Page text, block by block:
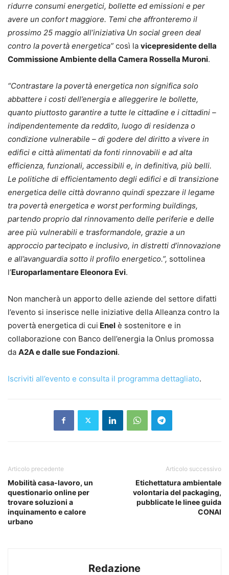
ridurre consumi energetici, bollette ed emissioni e per
avere un confort maggiore. Temi che affronteremo il
prossimo 25 maggio all’iniziativa Un social green deal
contro la povertà energetica” così la vicepresidente della
Commissione Ambiente della Camera Rossella Muroni.
“Contrastare la povertà energetica non significa solo
abbattere i costi dell’energia e alleggerire le bollette,
quanto piuttosto garantire a tutte le cittadine e i cittadini –
indipendentemente da reddito, luogo di residenza o
condizione vulnerabile – di godere del diritto a vivere in
edifici e città alimentati da fonti rinnovabili e ad alta
efficienza, funzionali, accessibili e, in definitiva, più belli.
Le politiche di efficientamento degli edifici e di transizione
energetica delle città dovranno quindi spezzare il legame
tra povertà energetica e worst performing buildings,
partendo proprio dal rinnovamento delle periferie e delle
aree più vulnerabili e trasformandole, grazie a un
approccio partecipato e inclusivo, in distretti d’innovazione
e all’avanguardia sotto il profilo energetico.”, sottolinea
l’Europarlamentare Eleonora Evi.
Non mancherà un apporto delle aziende del settore difatti
l’evento si inserisce nelle iniziative della Alleanza contro la
povertà energetica di cui Enel è sostenitore e in
collaborazione con Banco dell’energia la Onlus promossa
da A2A e dalle sue Fondazioni.
Iscriviti all’evento e consulta il programma dettagliato.
Articolo precedente
Mobilità casa-lavoro, un
questionario online per
trovare soluzioni a
inquinamento e calore
urbano
Articolo successivo
Etichettatura ambientale
volontaria del packaging,
pubblicate le linee guida
CONAI
Redazione